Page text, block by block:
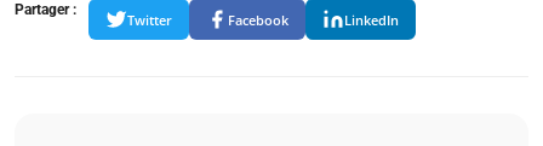
Partager :
Twitter Facebook LinkedIn